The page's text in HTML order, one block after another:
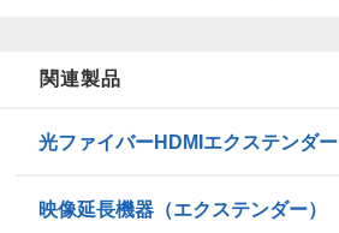
関連製品
光ファイバーHDMI エクステンダー
映像延長機器 （エクステンダー）